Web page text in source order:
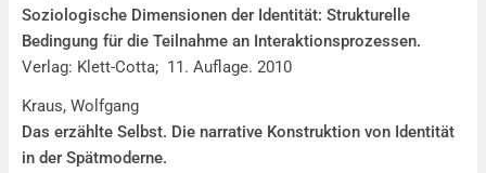
Soziologische Dimensionen der Identität: Strukturelle
Bedingung für die Teilnahme an Interaktionsprozessen.
Verlag: Klett-Cotta; 11. Auflage. 2010
Kraus, Wolfgang
Das erzählte Selbst. Die narrative Konstruktion von Identität
in der Spätmoderne.